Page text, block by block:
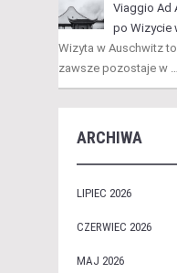
Viaggio Ad
po Wizycie
Wizyta w Auschwitz
zawsze pozostaje w …
ARCHIWA
LIPIEC 2026
CZERWIEC 2026
MAJ 2026